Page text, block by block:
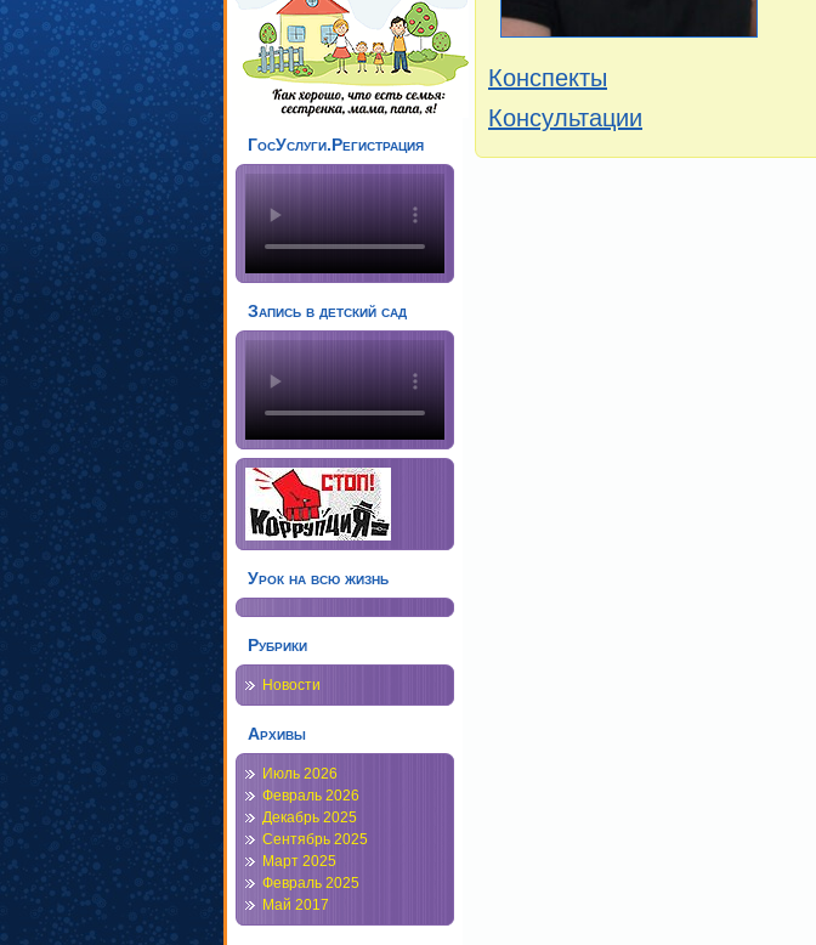
ГосУслуги.Регистрация
Запись в детский сад
Урок на всю жизнь
Рубрики
Новости
Архивы
Июль 2026
Февраль 2026
Декабрь 2025
Сентябрь 2025
Март 2025
Февраль 2025
Май 2017
Конспекты
Консультации